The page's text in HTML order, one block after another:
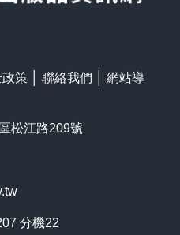
政策 聯絡我們
網站導
松江路209號
分機22